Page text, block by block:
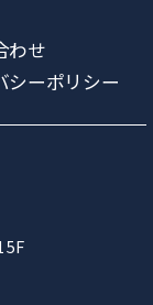
わせ
シーポリシー
5F